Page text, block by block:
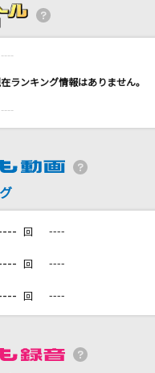
ルクロードのテーマ～
カラオケ最新情報をチェック！
----
----
----
回 ----
回 ----
回 ----